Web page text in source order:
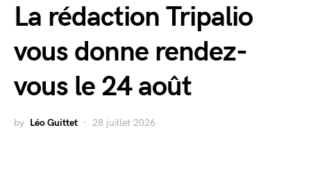
La rédaction Tripalio
vous donne rendez-
vous le 24 août
by Léo Guittet 28 juillet 2026